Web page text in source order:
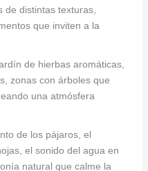
de distintas texturas,
que inviten a la
de hierbas aromáticas,
zonas con árboles que
una atmósfera
de los pájaros, el
el sonido del agua en
natural que calme la